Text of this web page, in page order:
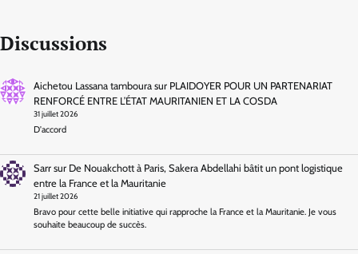
Discussions
Aichetou Lassana tambourasur PLAIDOYER POUR UN PARTENARIAT
RENFORCÉ ENTRE L’ÉTAT MAURITANIEN ET LA COSDA
31 juillet 2026
D'accord
Sarrsur De Nouakchott à Paris, Sakera Abdellahi bâtit un pont logistique
entre la France et la Mauritanie
21 juillet 2026
Bravo pour cette belle initiative qui rapproche la France et la Mauritanie. Je vous
souhaite beaucoup de succès.